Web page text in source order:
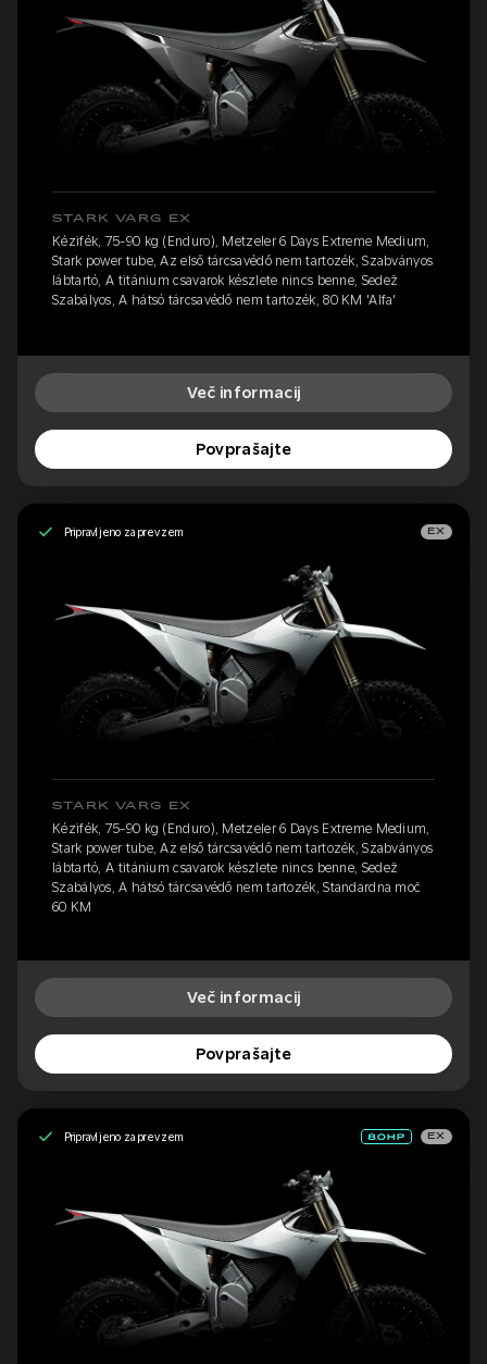
STARK VARG EX
Kézifék, 75-90 kg (Enduro), Metzeler 6 Days Extreme Medium,
Stark power tube, Az első tárcsavédő nem tartozék, Szabványos
lábtartó, A titánium csavarok készlete nincs benne, Sedež
Szabályos, A hátsó tárcsavédő nem tartozék, 80 KM 'Alfa'
Več informacij
Povprašajte
Pripravljeno za prevzem EX
STARK VARG EX
Kézifék, 75-90 kg (Enduro), Metzeler 6 Days Extreme Medium,
Stark power tube, Az első tárcsavédő nem tartozék, Szabványos
lábtartó, A titánium csavarok készlete nincs benne, Sedež
Szabályos, A hátsó tárcsavédő nem tartozék, Standardna moč
60 KM
Več informacij
Povprašajte
Pripravljeno za prevzem EX